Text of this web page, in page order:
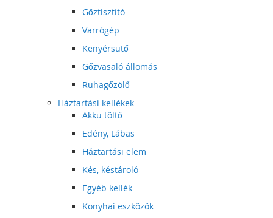
Gőztisztító
Varrógép
Kenyérsütő
Gőzvasaló állomás
Ruhagőzölő
Háztartási kellékek
Akku töltő
Edény, Lábas
Háztartási elem
Kés, késtároló
Egyéb kellék
Konyhai eszközök